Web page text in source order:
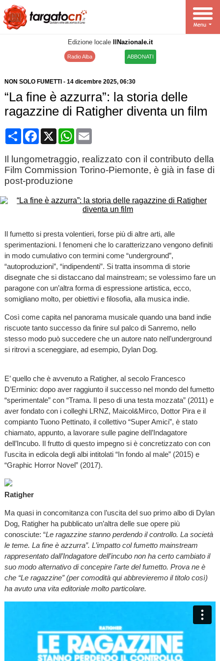
Edizione locale IlNazionale.it
Radio Alba ABBONATI
NON SOLO FUMETTI - 14 dicembre 2025, 06:30
“La fine è azzurra”: la storia delle
ragazzine di Ratigher diventa un film
CondividiFacebook
X WhatsApp
Email
Il lungometraggio, realizzato con il contributo della
Film Commission Torino-Piemonte, è già in fase di
post-produzione
Il fumetto si presta volentieri, forse più di altre arti, alle
sperimentazioni. I fenomeni che lo caratterizzano vengono definiti
in modo cumulativo con termini come “underground”,
“autoproduzioni”, “indipendenti”. Si tratta insomma di storie
disegnate che si distaccano dal mainstream; se volessimo fare un
paragone con un’altra forma di espressione artistica, ecco,
somigliano molto, per obiettivi e filosofia, alla musica indie.
Così come capita nel panorama musicale quando una band indie
riscuote tanto successo da finire sul palco di Sanremo, nello
stesso modo può succedere che un autore nato nell’underground
si ritrovi a sceneggiare, ad esempio, Dylan Dog.
E’ quello che è avvenuto a Ratigher, al secolo Francesco
D’Erminio: dopo aver raggiunto il successo nel mondo del fumetto
“sperimentale” con “Trama. Il peso di una testa mozzata” (2011) e
aver fondato con i colleghi LRNZ, Maicol&Mirco, Dottor Pira e il
compianto Tuono Pettinato, il collettivo “Super Amici”, è stato
chiamato, appunto, a lavorare sulle pagine dell’Indagatore
dell’Incubo. Il frutto di questo impegno si è concretizzato con con
l’uscita in edicola degli albi intitolati “In fondo al male” (2015) e
“Graphic Horror Novel” (2017).
Ratigher
Ma quasi in concomitanza con l’uscita del suo primo albo di Dylan
Dog, Ratigher ha pubblicato un’altra delle sue opere più
conosciute: “Le ragazzine stanno perdendo il controllo. La società
le teme. La fine è azzurra”. L’impatto col fumetto mainstream
rappresentato dall’Indagatore dell’incubo non ha certo cambiato il
suo modo alternativo di concepire l’arte del fumetto. Prova ne è
che “Le ragazzine” (per comodità qui abbrevieremo il titolo così)
ha avuto una vita editoriale molto particolare.